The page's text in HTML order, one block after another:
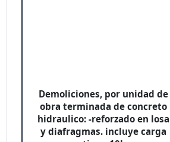
Demoliciones, por unidad de
obra terminada de concreto
hidraulico: -reforzado en losa
y diafragmas. incluye carga